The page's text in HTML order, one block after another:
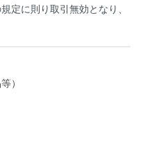
定に則り取引無効となり、
）